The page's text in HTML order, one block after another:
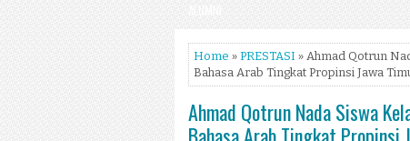
ALUMNI
Home » PRESTASI » Ahmad Qotrun
Bahasa Arab Tingkat Propinsi Jawa
Ahmad Qotrun Nada Siswa